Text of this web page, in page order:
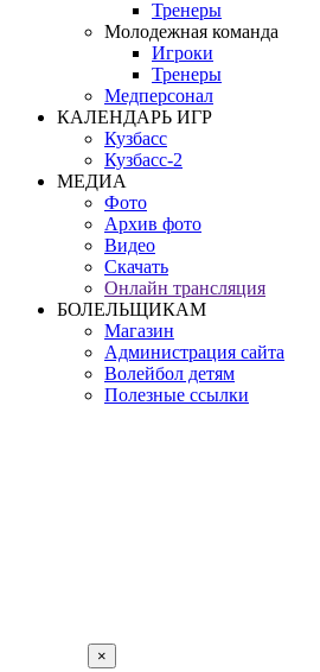
Тренеры
Молодежная команда
Игроки
Тренеры
Медперсонал
КАЛЕНДАРЬ ИГР
Кузбасс
Кузбасс-2
МЕДИА
Фото
Архив фото
Видео
Скачать
Онлайн трансляция
БОЛЕЛЬЩИКАМ
Магазин
Администрация сайта
Волейбол детям
Полезные ссылки
×